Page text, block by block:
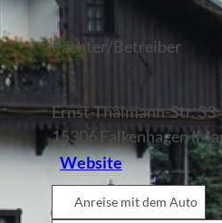
Pächter/Betreiber
Ernst-Thälmann-Str. 33
15306 Falkenhagen
Website
Anreise mit dem Auto